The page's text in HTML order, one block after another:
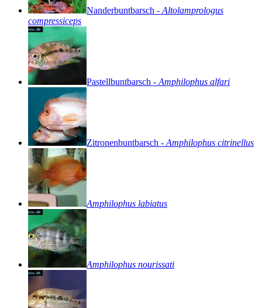
Nanderbuntbarsch - Altolamprologus
compressiceps
Pastellbuntbarsch - Amphilophus alfari
Zitronenbuntbarsch - Amphilophus citrinellus
Amphilophus labiatus
Amphilophus nourissati